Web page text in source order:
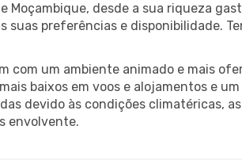
Moçambique, desde a sua riqueza
preferências e disponibilidade.
com um ambiente animado e mais
baixos em voos e alojamentos e
devido às condições climatéricas,
envolvente.